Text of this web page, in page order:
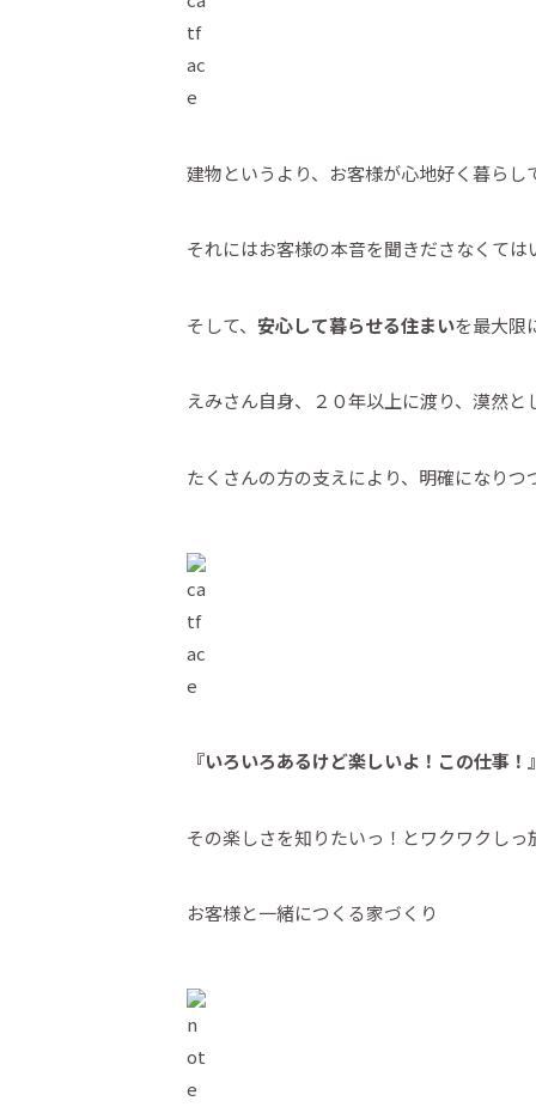
建物というより、お客様が心地好く暮らし
それにはお客様の本音を聞きださなくては
そして、 安心して暮らせる住まいを最大限
えみさん自身、２０年以上に渡り、漠然
たくさんの方の支えにより、明確になりつ
『いろいろあるけど楽しいよ！この仕事！』
その楽しさを知りたいっ！とワクワクしっ
お客様と一緒につくる家づくり